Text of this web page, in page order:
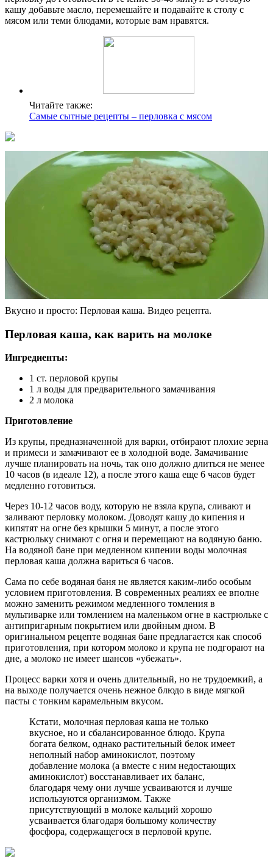
кашу добавьте масло, перемешайте и подавайте к столу с
мясом или теми блюдами, которые вам нравятся.
Читайте также:
Самые сытные рецепты – перловка с мясом
Вкусно и просто: Перловая каша. Видео рецепта.
Перловая каша, как варить на молоке
Ингредиенты:
1 ст. перловой крупы
1 л воды для предварительного замачивания
2 л молока
Приготовление
Из крупы, предназначенной для варки, отбирают плохие зерна
и примеси и замачивают ее в холодной воде. Замачивание
лучше планировать на ночь, так оно должно длиться не менее
10 часов (в идеале 12), а после этого каша еще 6 часов будет
медленно готовиться.
Через 10-12 часов воду, которую не взяла крупа, сливают и
заливают перловку молоком. Доводят кашу до кипения и
кипятят на огне без крышки 5 минут, а после этого
кастрюльку снимают с огня и перемещают на водяную баню.
На водяной бане при медленном кипении воды молочная
перловая каша должна вариться 6 часов.
Сама по себе водяная баня не является каким-либо особым
условием приготовления. В современных реалиях ее вполне
можно заменить режимом медленного томления в
мультиварке или томлением на маленьком огне в кастрюльке с
антипригарным покрытием или двойным дном. В
оригинальном рецепте водяная бане предлагается как способ
приготовления, при котором молоко и крупа не подгорают на
дне, а молоко не имеет шансов «убежать».
Процесс варки хотя и очень длительный, но не трудоемкий, а
на выходе получается очень нежное блюдо в виде мягкой
пасты с тонким карамельным вкусом.
Кстати, молочная перловая каша не только
вкусное, но и сбалансированное блюдо. Крупа
богата белком, однако растительный белок имеет
неполный набор аминокислот, поэтому
добавление молока (а вместе с ним недостающих
аминокислот) восстанавливает их баланс,
благодаря чему они лучше усваиваются и лучше
используются организмом. Также
присутствующий в молоке кальций хорошо
усваивается благодаря большому количеству
фосфора, содержащегося в перловой крупе.